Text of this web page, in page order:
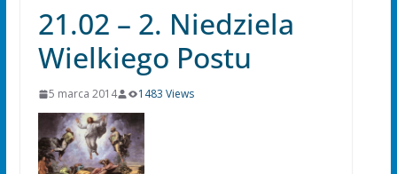
21.02 – 2. Niedziela
Wielkiego Postu
5 marca 2014 1483 Views